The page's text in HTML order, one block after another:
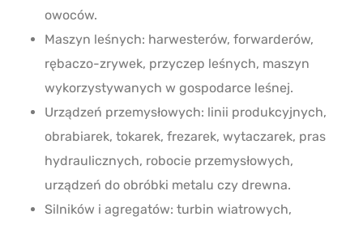
owoców.
Maszyn leśnych: harwesterów, forwarderów,
rębaczo-zrywek, przyczep leśnych, maszyn
wykorzystywanych w gospodarce leśnej.
Urządzeń przemysłowych: linii produkcyjnych,
obrabiarek, tokarek, frezarek, wytaczarek, pras
hydraulicznych, robocie przemysłowych,
urządzeń do obróbki metalu czy drewna.
Silników i agregatów: turbin wiatrowych,